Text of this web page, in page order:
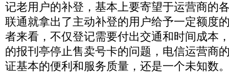
记老用户的补登，基本上要寄望于运营商的
联通就拿出了主动补登的用户给予一定额度
者来看，不仅登记需要付出交通和时间成本
的报刊亭停止售卖号卡的问题，电信运营商
证基本的便利和服务质量，还是一个未知数